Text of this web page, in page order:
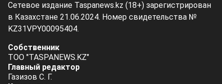
Сетевое издание Taspanews.kz (18+) зарегистрирован
в Казахстане 21.06.2024. Номер свидетельства №
KZ31VPY00095404.
Собственник
ТОО "TASPANEWS.KZ"
Главный редактор
Газизов С. Г.